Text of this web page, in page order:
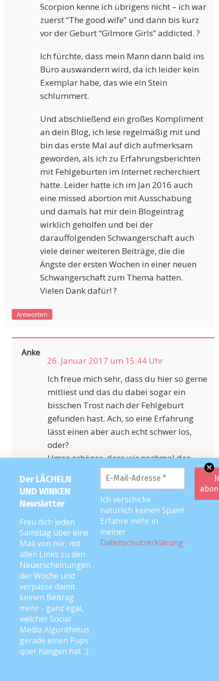
Der LÄCHELN
UND WINKEN
Newsletter
Freu dich jeden
Samstag über eine
Mail von mir, mit
allen Links zu den
Neuerscheinungen
der Woche und
verpasse damit
keinen Beitrag
mehr - ganz egal,
welcher Social
Media Algorithmus
gerade einen Pups
quer hängen hat. ;)
Ich verschicke
natürlich keinen Spam!
Erfahre mehr in
meiner
Datenschutzerklärung.
Scorpion kenne ich übrigens nicht – ich war
zuerst “The good wife” und dann bis kurz
vor der Geburt “Gilmore Girls” addicted. ?
Ich fürchte, dass mein Mann dann bald ins
Büro auswandern wird, da ich leider kein
Exemplar habe, das wie ein Stein
schlummert.
Und abschließend ein großes Kompliment
an dein Blog, ich lese regelmäßig mit und
bin das erste Mal auf dich aufmerksam
geworden, als ich zu Erfahrungsberichten
mit Fehlgeburten im Internet recherchiert
hatte. Leider hatte ich im Jan 2016 auch
eine missed abortion mit Ausschabung
und damals hat mir dein Blogeintrag
wirklich geholfen und bei der
darauffolgenden Schwangerschaft auch
viele deiner weiteren Beiträge, die die
Ängste der ersten Wochen in einer neuen
Schwangerschaft zum Thema hatten.
Vielen Dank dafür! ?
Antworten
Anke
26. Januar 2017 um 15:44 Uhr
Ich freue mich sehr, dass du hier so gerne
mitliest und das du dabei sogar ein
bisschen Trost nach der Fehlgeburt
gefunden hast. Ach, so eine Erfahrung
lässt einen aber auch echt schwer los,
oder?
Umso schöner, dass wir nochmal das
Glück hatten, schwanger zu werden und
die Babys dann auch bekommen zu
können <3
Zum Thema abendliche Koliken: Die hab
ich komplett mit Tragetuch
abgefrühstückt. Der Krümel war aber
auch sofort mega Fan davon :D Wenn er
also angefangen hat, hab ich ihn
eingesackt und dann mit ihm im dunklen
Schlafzimmer "gewippt", damit ich die
Mausemaus trotzdem in den Schlaf
begleiten konnte. Ich hab ihr dann
Märchen vom Handy vorgelesen, weil
setzten durfte ich mich :D Man, man, was
man nicht alles macht ;)